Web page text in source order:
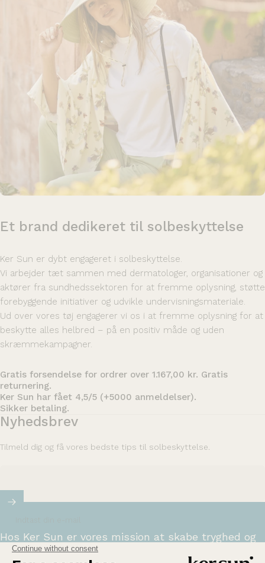
Et brand dedikeret til solbeskyttelse
Ker Sun er dybt engageret i solbeskyttelse.
Vi arbejder tæt sammen med dermatologer, organisationer og
aktører fra sundhedssektoren for at fremme oplysning, støtte
forebyggende initiativer og udvikle undervisningsmateriale.
Ud over vores tøj engagerer vi os i at fremme oplysning for at
beskytte alles helbred – på en positiv måde og uden
skræmmekampagner.
Gratis forsendelse for ordrer over 1.167,00 kr. Gratis
returnering.
Ker Sun har fået 4,5/5 (+5000 anmeldelser).
Sikker betaling.
Nyhedsbrev
Tilmeld dig og få vores bedste tips til solbeskyttelse.
Hos Ker Sun er vores mission at skabe tryghed og
sikkerhed for dem, der er særligt følsomme over